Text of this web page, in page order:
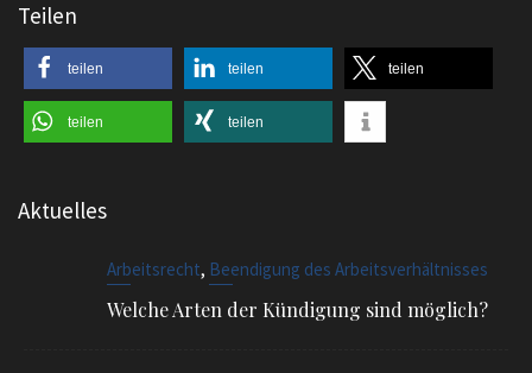
Teilen
teilen teilen teilen
teilen teilen
Aktuelles
Arbeitsrecht, Beendigung des Arbeitsverhältnisses
Welche Arten der Kündigung sind möglich?